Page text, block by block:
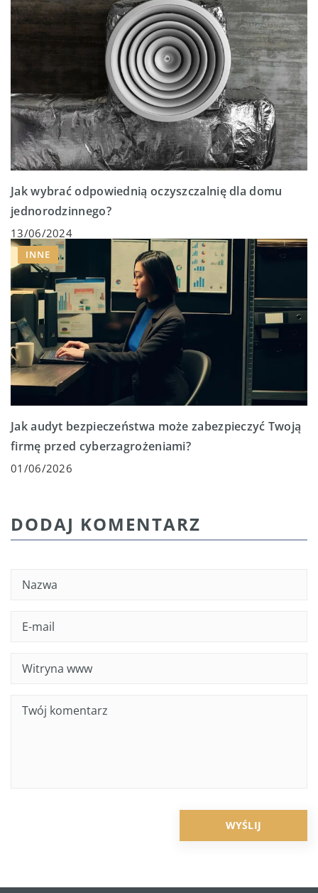
Jak wybrać odpowiednią oczyszczalnię dla domu
jednorodzinnego?
13/06/2024
INNE
Jak audyt bezpieczeństwa może zabezpieczyć Twoją
firmę przed cyberzagrożeniami?
01/06/2026
DODAJ KOMENTARZ